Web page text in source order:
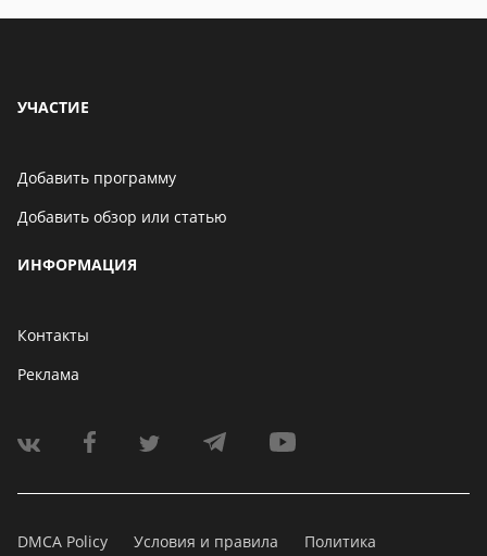
УЧАСТИЕ
Добавить программу
Добавить обзор или статью
ИНФОРМАЦИЯ
Контакты
Реклама
DMCA Policy Условия и правила Политика